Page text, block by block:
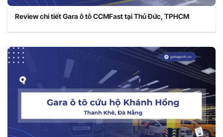
Review chi tiết Gara ô tô CCMFast tại Thủ Đức, TPHCM